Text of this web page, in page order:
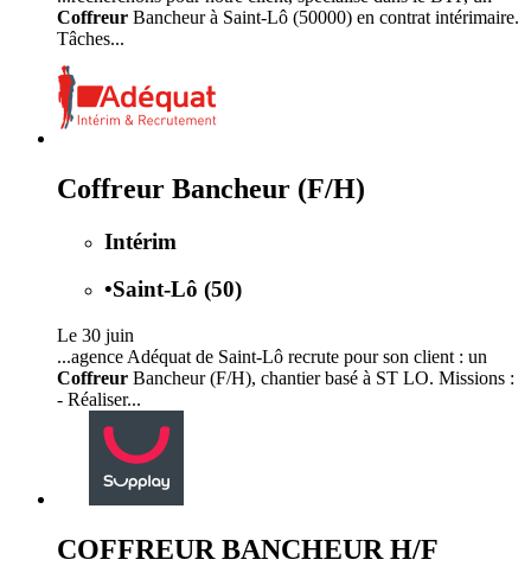
Coffreur Bancheur à Saint-Lô (50000) en contrat intérimaire.
Tâches...
Coffreur Bancheur (F/H)
Intérim
•Saint-Lô (50)
Le 30 juin
...agence Adéquat de Saint-Lô recrute pour son client : un
Coffreur Bancheur (F/H), chantier basé à ST LO. Missions :
- Réaliser...
COFFREUR BANCHEUR H/F